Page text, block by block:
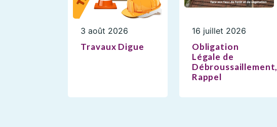
3 août 2026
Travaux Digue
16 juillet 2026
Obligation
Légale de
Débroussaillement,
Rappel